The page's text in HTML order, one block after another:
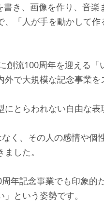
き、画像を作り、音楽
、「人が手を動かして
創流100周年を迎える
で大規模な記念事業を
にとらわれない自由な
なく、その人の感情や
した。
年記念事業でも印象的
という姿勢です。